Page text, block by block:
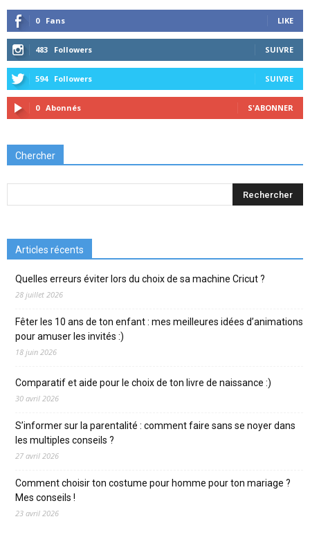
0 Fans LIKE
483 Followers SUIVRE
594 Followers SUIVRE
0 Abonnés S'ABONNER
Chercher
Articles récents
Quelles erreurs éviter lors du choix de sa machine Cricut ?
28 juillet 2026
Fêter les 10 ans de ton enfant : mes meilleures idées d’animations
pour amuser les invités :)
18 juin 2026
Comparatif et aide pour le choix de ton livre de naissance :)
30 avril 2026
S’informer sur la parentalité : comment faire sans se noyer dans
les multiples conseils ?
27 avril 2026
Comment choisir ton costume pour homme pour ton mariage ?
Mes conseils !
23 avril 2026